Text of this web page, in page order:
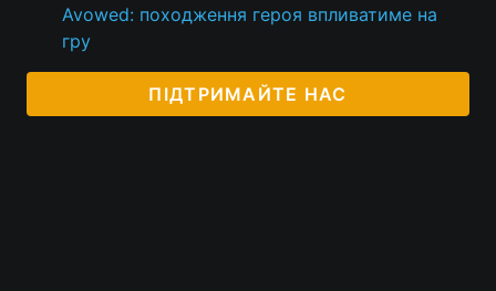
Avowed: походження героя впливатиме на
гру
ПІДТРИМАЙТЕ НАС